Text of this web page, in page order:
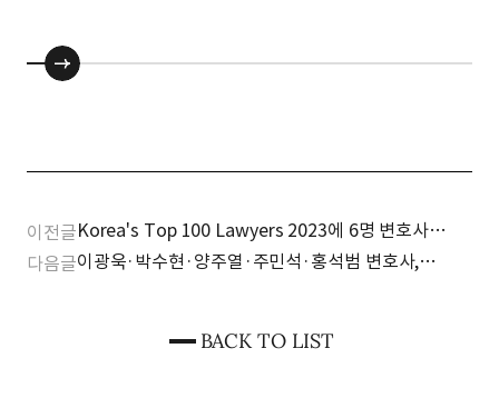
이전글Korea's Top 100 Lawyers 2023에 6명 변호사
선정 (Asia Business Law Journal)
BACK TO LIST
다음글이광욱·박수현·양주열·주민석·홍석범 변호사,